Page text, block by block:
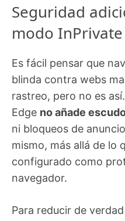
Seguridad
modo InPrivate
Es fácil pensar que
blinda contra webs
rastreo, pero no es
Edge no añade
ni bloqueos de
mismo, más allá de lo
configurado como
navegador.
Para reducir de